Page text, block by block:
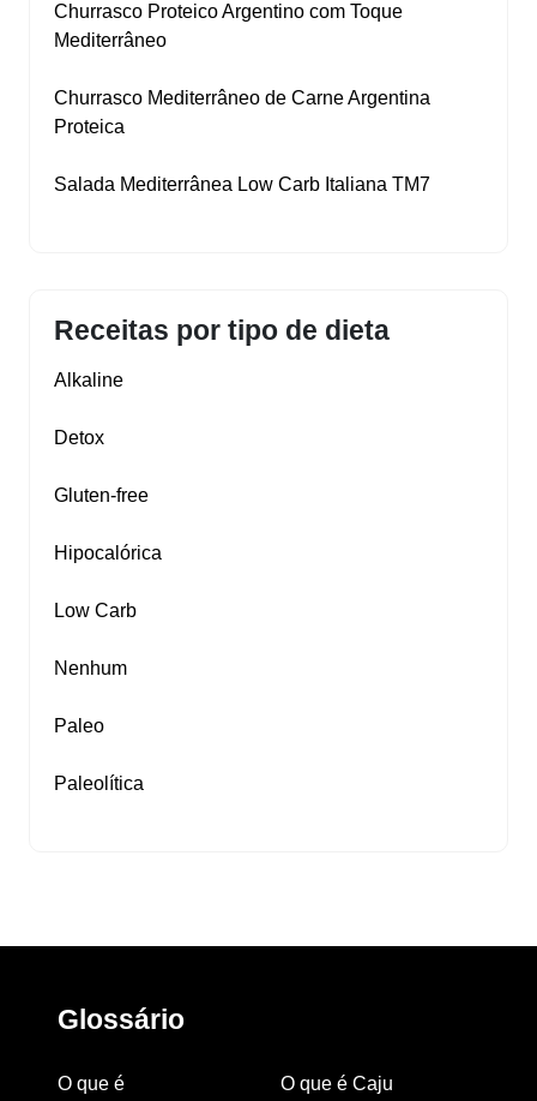
Churrasco Proteico Argentino com Toque
Mediterrâneo
Churrasco Mediterrâneo de Carne Argentina
Proteica
Salada Mediterrânea Low Carb Italiana TM7
Receitas por tipo de dieta
Alkaline
Detox
Gluten‑free
Hipocalórica
Low Carb
Nenhum
Paleo
Paleolítica
Glossário
O que é
O que é Caju